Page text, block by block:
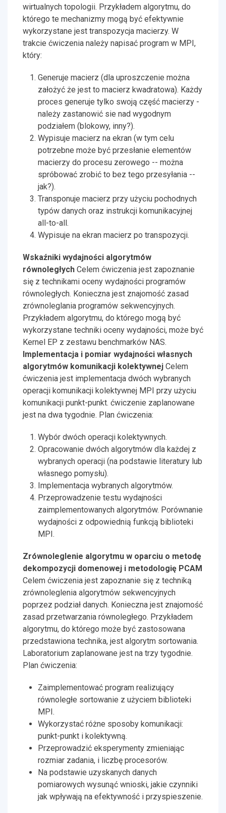
wirtualnych topologii. Przykładem algorytmu, do
którego te mechanizmy mogą być efektywnie
wykorzystane jest transpozycja macierzy. W
trakcie ćwiczenia należy napisać program w MPI,
który:
Generuje macierz (dla uproszczenie można
założyć że jest to macierz kwadratowa). Każdy
proces generuje tylko swoją część macierzy -
należy zastanowić sie nad wygodnym
podziałem (blokowy, inny?).
Wypisuje macierz na ekran (w tym celu
potrzebne może być przesłanie elementów
macierzy do procesu zerowego -- można
spróbować zrobić to bez tego przesyłania --
jak?).
Transponuje macierz przy użyciu pochodnych
typów danych oraz instrukcji komunikacyjnej
all-to-all.
Wypisuje na ekran macierz po transpozycji.
Wskaźniki wydajności algorytmów
równoległych Celem ćwiczenia jest zapoznanie
się z technikami oceny wydajności programów
równoległych. Konieczna jest znajomość zasad
zrównoleglania programów sekwencyjnych.
Przykładem algorytmu, do którego mogą być
wykorzystane techniki oceny wydajności, może być
Kernel EP z zestawu benchmarków NAS.
Implementacja i pomiar wydajności własnych
algorytmów komunikacji kolektywnej Celem
ćwiczenia jest implementacja dwóch wybranych
operacji komunikacji kolektywnej MPI przy użyciu
komunikacji punkt-punkt. ćwiczenie zaplanowane
jest na dwa tygodnie. Plan ćwiczenia:
Wybór dwóch operacji kolektywnych.
Opracowanie dwóch algorytmów dla każdej z
wybranych operacji (na podstawie literatury lub
własnego pomysłu).
Implementacja wybranych algorytmów.
Przeprowadzenie testu wydajności
zaimplementowanych algorytmów. Porównanie
wydajności z odpowiednią funkcją biblioteki
MPI.
Zrównoleglenie algorytmu w oparciu o metodę
dekompozycji domenowej i metodologię PCAM
Celem ćwiczenia jest zapoznanie się z techniką
zrównoleglenia algorytmów sekwencyjnych
poprzez podział danych. Konieczna jest znajomość
zasad przetwarzania równoległego. Przykładem
algorytmu, do którego może być zastosowana
przedstawiona technika, jest algorytm sortowania.
Laboratorium zaplanowane jest na trzy tygodnie.
Plan ćwiczenia:
Zaimplementować program realizujący
równoległe sortowanie z użyciem biblioteki
MPI.
Wykorzystać różne sposoby komunikacji:
punkt-punkt i kolektywną.
Przeprowadzić eksperymenty zmieniając
rozmiar zadania, i liczbę procesorów.
Na podstawie uzyskanych danych
pomiarowych wysunąć wnioski, jakie czynniki
jak wpływają na efektywność i przyspieszenie.